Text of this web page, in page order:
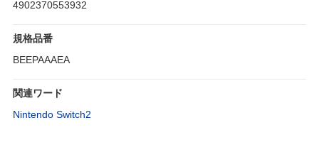
4902370553932
規格品番
BEEPAAAEA
関連ワード
Nintendo Switch2